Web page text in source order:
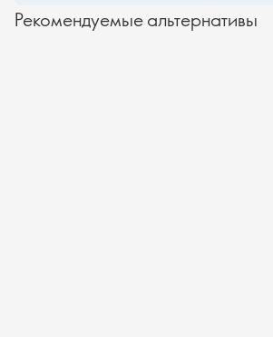
Рекомендуемые альтернативы